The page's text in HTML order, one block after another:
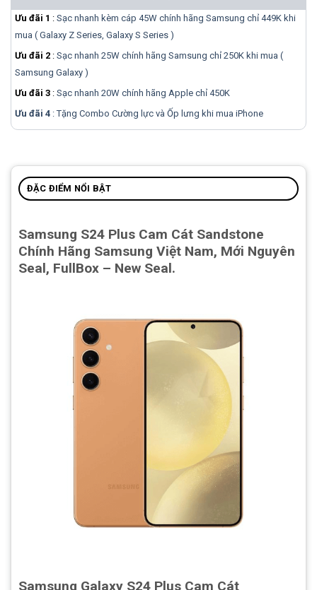
Ưu đãi 1 : Sạc nhanh kèm cáp 45W chính hãng Samsung chỉ 449K khi
mua ( Galaxy Z Series, Galaxy S Series )
Ưu đãi 2 : Sạc nhanh 25W chính hãng Samsung chỉ 250K khi mua (
Samsung Galaxy )
Ưu đãi 3 : Sạc nhanh 20W chính hãng Apple chỉ 450K
Ưu đãi 4 : Tặng Combo Cường lực và Ốp lưng khi mua iPhone
ĐẶC ĐIỂM NỔI BẬT
Samsung S24 Plus Cam Cát Sandstone
Chính Hãng Samsung Việt Nam, Mới Nguyên
Seal, FullBox – New Seal.
Samsung Galaxy S24 Plus Cam Cát